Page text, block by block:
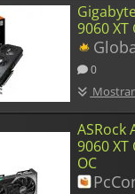
9060 XT
0
ASRock
9060
OC